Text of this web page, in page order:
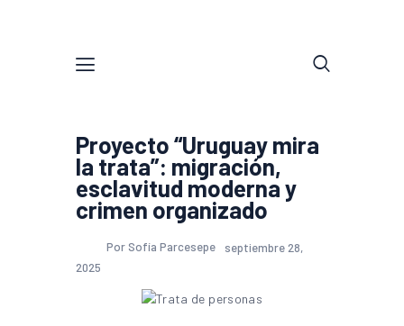
Proyecto “Uruguay mira
la trata”: migración,
esclavitud moderna y
crimen organizado
Por Sofía Parcesepe
septiembre 28,
2025